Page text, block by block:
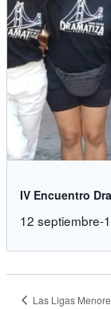
IV Encuentro
12 septiembre-
Las Ligas